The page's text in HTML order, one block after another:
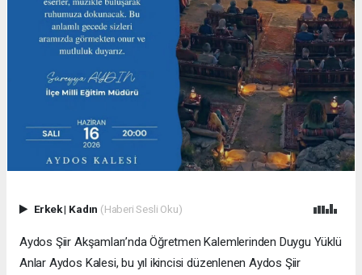
Erkek| Kadın (Haberi Sesli Oku)
Aydos Şiir Akşamları’nda Öğretmen Kalemlerinden Duygu Yüklü
Anlar Aydos Kalesi, bu yıl ikincisi düzenlenen Aydos Şiir